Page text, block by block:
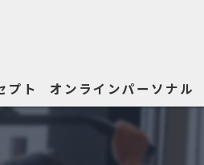
プト
いさつ
オンラインパーソナル